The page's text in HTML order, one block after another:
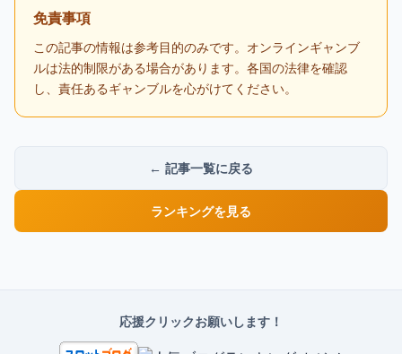
免責事項
この記事の情報は参考目的のみです。オンラインギャンブ
ルは法的制限がある場合があります。各国の法律を確認
し、責任あるギャンブルを心がけてください。
← 記事一覧に戻る
ランキングを見る
応援クリックお願いします！